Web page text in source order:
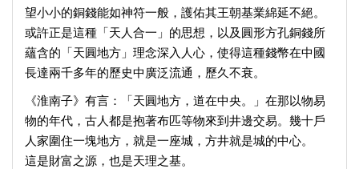
望小小的銅錢能如神符一般，護佑其王朝基業綿延不絕。
或許正是這種「天人合一」的思想，以及圓形方孔銅錢所
蘊含的「天圓地方」理念深入人心，使得這種錢幣在中國
長達兩千多年的歷史中廣泛流通，歷久不衰。
《淮南子》有言：「天圓地方，道在中央。」在那以物易
物的年代，古人都是抱著布匹等物來到井邊交易。幾十戶
人家圍住一塊地方，就是一座城，方井就是城的中心。
這是財富之源，也是天理之基。